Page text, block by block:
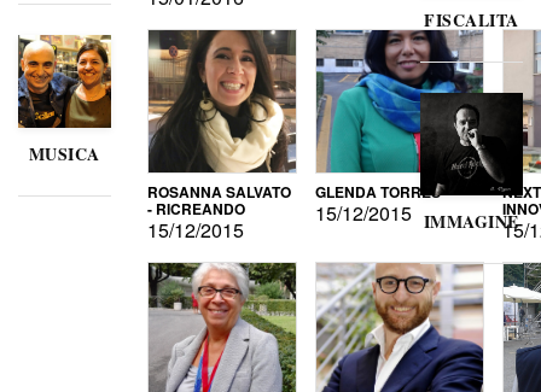
MUSICA
ROSANNA SALVATO
- RICREANDO
15/12/2015
GLENDA TORRES
15/12/2015
15/
FISCALITA
IMMAGINE